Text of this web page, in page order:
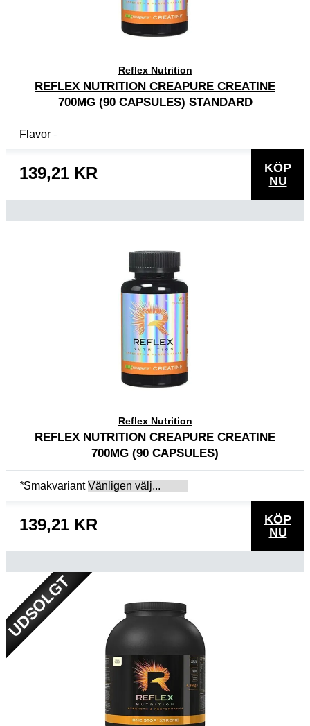
Reflex Nutrition
REFLEX NUTRITION CREAPURE CREATINE
700MG (90 CAPSULES) STANDARD
Flavor
139,21 KR
KÖP
NU
Reflex Nutrition
REFLEX NUTRITION CREAPURE CREATINE
700MG (90 CAPSULES)
*Smakvariant
139,21 KR
KÖP
NU
UDSOLGT